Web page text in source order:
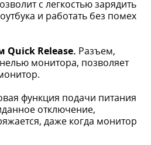
с легкостью зарядить
и работать без помех
Quick Release. Разъем,
монитора, позволяет
функция подачи питания
отключение,
даже когда монитор